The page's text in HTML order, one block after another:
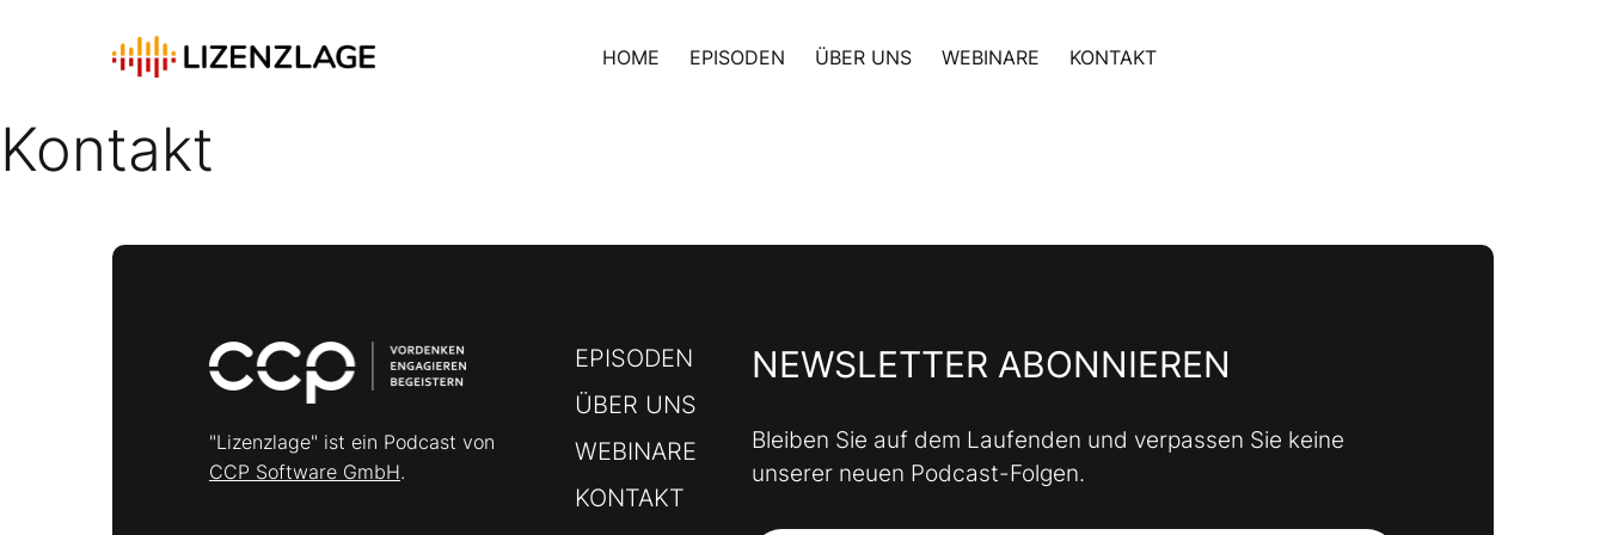
HOME EPISODEN ÜBER UNS WEBINARE KONTAKT
Kontakt
"Lizenzlage" ist ein Podcast von
CCP Software GmbH.
EPISODEN
ÜBER UNS
WEBINARE
KONTAKT
NEWSLETTER ABONNIEREN
Bleiben Sie auf dem Laufenden und verpassen Sie keine
unserer neuen Podcast-Folgen.